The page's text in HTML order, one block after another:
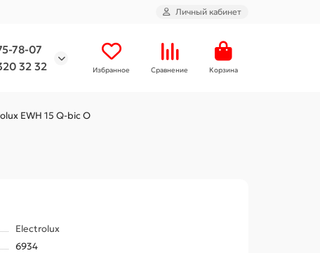
Личный кабинет
78-07
32 32
Избранное Сравнение Корзина
EWH 15 Q-bic O
Electrolux
6934